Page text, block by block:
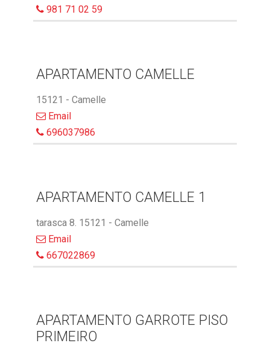
981 71 02 59
APARTAMENTO CAMELLE
15121 - Camelle
Email
696037986
APARTAMENTO CAMELLE 1
tarasca 8. 15121 - Camelle
Email
667022869
APARTAMENTO GARROTE PISO
PRIMEIRO